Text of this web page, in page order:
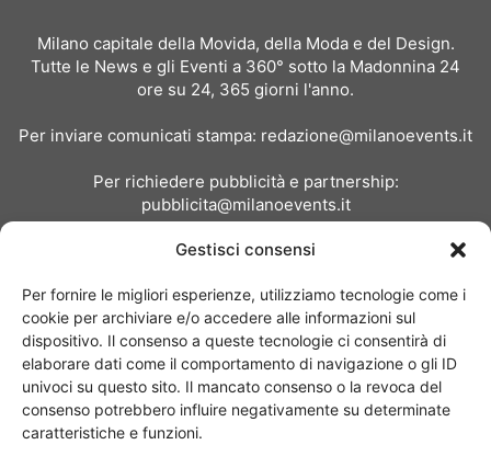
Gestisci consensi
Per fornire le migliori esperienze, utilizziamo tecnologie come i
cookie per archiviare e/o accedere alle informazioni sul
dispositivo. Il consenso a queste tecnologie ci consentirà di
elaborare dati come il comportamento di navigazione o gli ID
univoci su questo sito. Il mancato consenso o la revoca del
consenso potrebbero influire negativamente su determinate
caratteristiche e funzioni.
Milano capitale della Movida, della Moda e del Design.
Tutte le News e gli Eventi a 360° sotto la Madonnina 24
ore su 24, 365 giorni l'anno.
Per inviare comunicati stampa: redazione@milanoevents.it
Per richiedere pubblicità e partnership:
pubblicita@milanoevents.it
Chi siamo I Nostri Clienti